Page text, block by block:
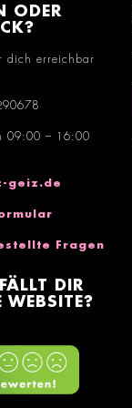
ODER
dich erreichbar
09:00 – 16:00
geiz.de
Fragen
DIR
WEBSITE?